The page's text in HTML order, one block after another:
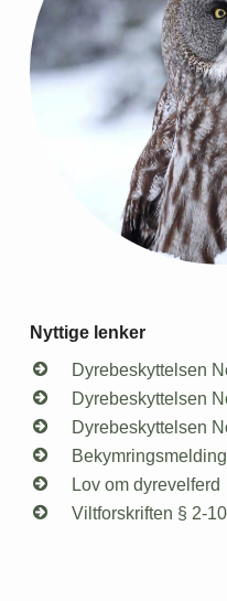
Nyttige lenker
Dyrebeskyttelsen
Dyrebeskyttelsen
Dyrebeskyttelsen
Lov om dyrevelferd
Viltforskriften § 2-10